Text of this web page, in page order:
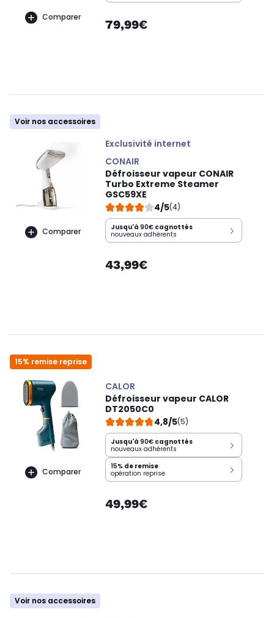
Comparer 79,99€
Voir nos accessoires
Comparer
Exclusivité internet
CONAIR
Défroisseur vapeur CONAIR
Turbo Extreme Steamer
GSC59XE
4/5(4)
Jusqu'à 90€ cagnottés
nouveaux adhérents
43,99€
15% remise reprise
Comparer
CALOR
Défroisseur vapeur CALOR
DT2050C0
4,8/5(5)
Jusqu'à 90€ cagnottés
nouveaux adhérents
15% de remise
opération reprise
49,99€
Voir nos accessoires